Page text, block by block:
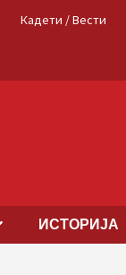
Кадети / Вести
ИСТОРИЈА